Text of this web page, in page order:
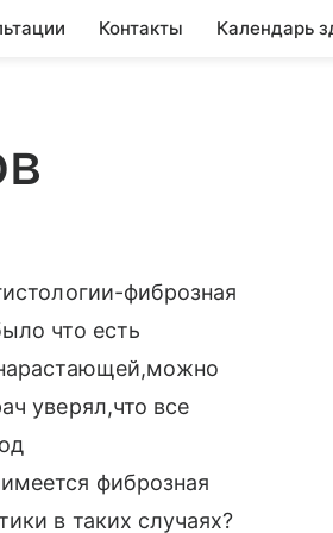
Контакты Календарь
фиброзная
что есть
уверял,что все
фиброзная
в таких случаях?